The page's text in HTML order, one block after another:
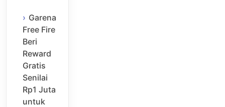
Garena
Free Fire
Beri
Reward
Gratis
Senilai
Rp1 Juta
untuk